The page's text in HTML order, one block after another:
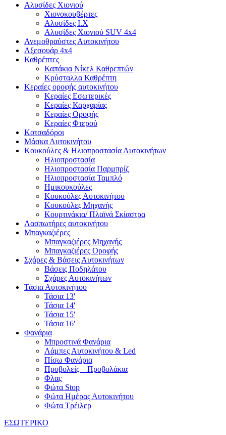
Αλυσίδες Χιονιού
Χιονοκουβέρτες
Αλυσίδες I.X
Αλυσίδες Χιονιού SUV 4x4
Ανεμοθραύστες Αυτοκινήτου
Αξεσουάρ 4x4
Καθρέπτες
Καπάκια Νίκελ Καθρεπτών
Κρύσταλλα Καθρέπτη
Κεραίες οροφής αυτοκινήτου
Κεραίες Εσωτερικές
Κεραίες Καρχαρίας
Κεραίες Οροφής
Κεραίες Φτερού
Κοτσαδόροι
Μάσκα Αυτοκινήτου
Κουκούλες & Ηλιοπροστασία Αυτοκινήτων
Ηλιοπροστασία
Ηλιοπροστασία Παρμπρίζ
Ηλιοπροστασία Ταμπλό
Ημικουκούλες
Κουκούλες Αυτοκινήτου
Κουκούλες Μηχανής
Κουρτινάκια/ Πλαϊνά Σκίαστρα
Λασπωτήρες αυτοκινήτου
Μπαγκαζιέρες
Μπαγκαζιέρες Μηχανής
Μπαγκαζιέρες Οροφής
Σχάρες & Βάσεις Αυτοκινήτων
Βάσεις Ποδηλάτου
Σχάρες Αυτοκινήτων
Τάσια Αυτοκινήτου
Τάσια 13'
Τάσια 14'
Τάσια 15'
Τάσια 16'
Φανάρια
Μπροστινά Φανάρια
Λάμπες Αυτοκινήτου & Led
Πίσω Φανάρια
Προβολείς – Προβολάκια
Φλας
Φώτα Stop
Φώτα Ημέρας Αυτοκινήτου
Φώτα Τρέιλερ
ΕΣΩΤΕΡΙΚΟ